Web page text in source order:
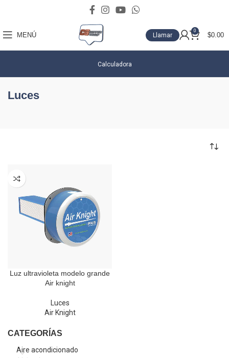
MENÚ Llamar
0
$0.00
Calculadora
Luces
CATEGORÍAS
Aire acondicionado
Luz ultravioleta modelo grande
Air knight
Luces
Air Knight